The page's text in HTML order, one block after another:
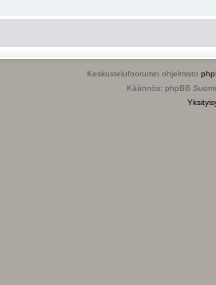
Keskustelufoorumin ohjelmisto
Käännös: phpBB